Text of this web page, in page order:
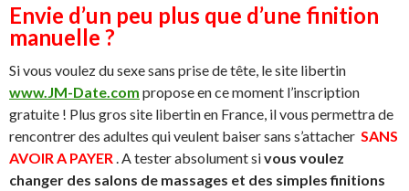
Envie d’un peu plus que d’une finition
manuelle ?
Si vous voulez du sexe sans prise de tête, le site libertin
www.JM-Date.com propose en ce moment l’inscription
gratuite ! Plus gros site libertin en France, il vous permettra de
rencontrer des adultes qui veulent baiser sans s’attacher SANS
AVOIR A PAYER. A tester absolument sivous voulez
changer des salons de massages et des simples finitions